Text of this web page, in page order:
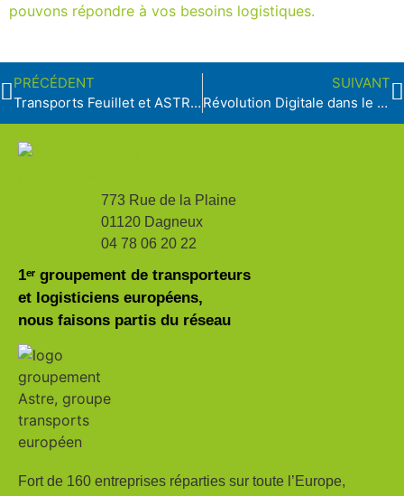
pouvons répondre à vos besoins logistiques.
PRÉCÉDENT
Transports Feuillet et ASTRE : Une Alliance de Collaboration au Cœur du Transport
SUIVANT
Révolution Digitale dans le Transport
773 Rue de la Plaine
01120 Dagneux
04 78 06 20 22
1ᵉʳ groupement de transporteurs
et logisticiens européens,
nous faisons partis du réseau
Fort de 160 entreprises réparties sur toute l’Europe,